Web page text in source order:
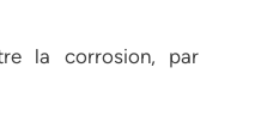
la corrosion, par